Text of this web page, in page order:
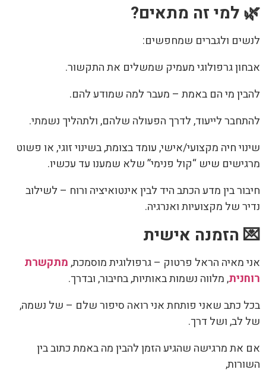
למי זה מתאים?
ולגברים שמחפשים:
גרפולוגי מעמיק שמשלים את התקשור.
מי הם באמת – מעבר למה שמודע להם.
לייעוד, לדרך הפעולה שלהם, ולתהליך נשמתי.
חיה מקצועי/אישי, עומד בצומת, בשינוי זוגי, או פשוט
שיש “קול פנימי” שלא שמענו עד עכשיו.
בין מדע הכתב היד לבין אינטואיציה ורוח – לשילוב
של מקצועיות ואנרגיה.
הזמנה אישית
מאיה הראל פרטוק – גרפולוגית מוסמכת,מתקשרת
, מלווה נשמות באותיות, בחיבור, ובדרך.
כתב שאני פותחת אני רואה סיפור שלם – של נשמה,
ושל דרך.
מרגישה שהגיע הזמן להבין מה באמת כתוב בין